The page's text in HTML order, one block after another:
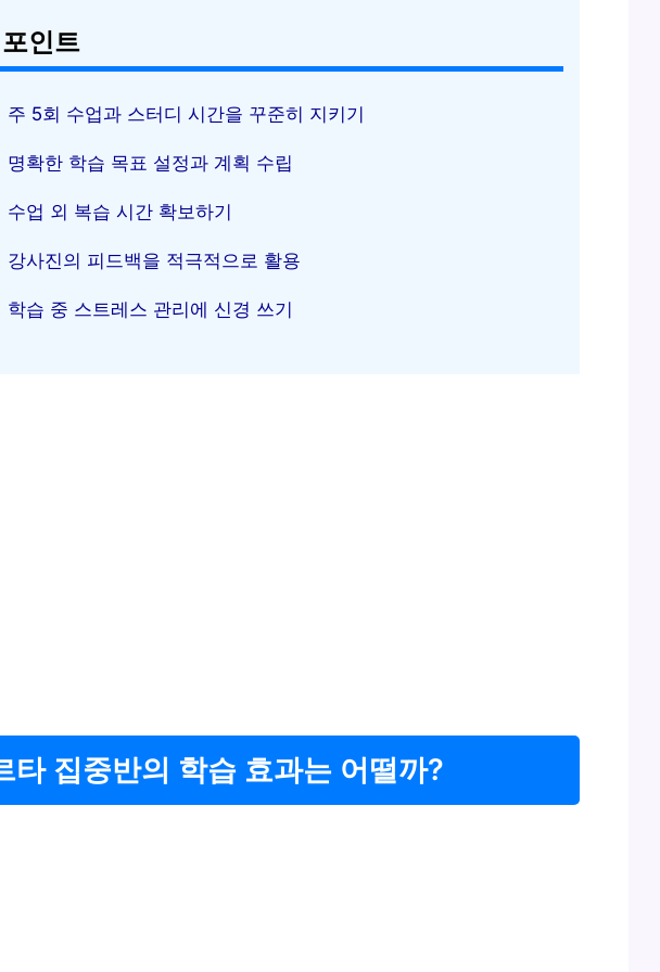
인트
주 5회 수업과 스터디 시간을 꾸준히 지키기
명확한 학습 목표 설정과 계획 수립
수업 외 복습 시간 확보하기
강사진의 피드백을 적극적으로 활용
학습 중 스트레스 관리에 신경 쓰기
타 집중반의 학습 효과는 어떨까?